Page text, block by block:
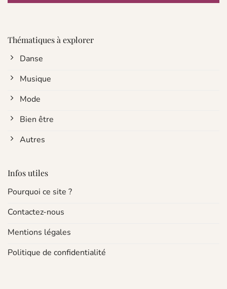
Thématiques à explorer
Danse
Musique
Mode
Bien être
Autres
Infos utiles
Pourquoi ce site ?
Contactez-nous
Mentions légales
Politique de confidentialité